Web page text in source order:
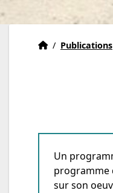
Institut Eric Weil
Accueil
/ Publications
Un
programme
sur son